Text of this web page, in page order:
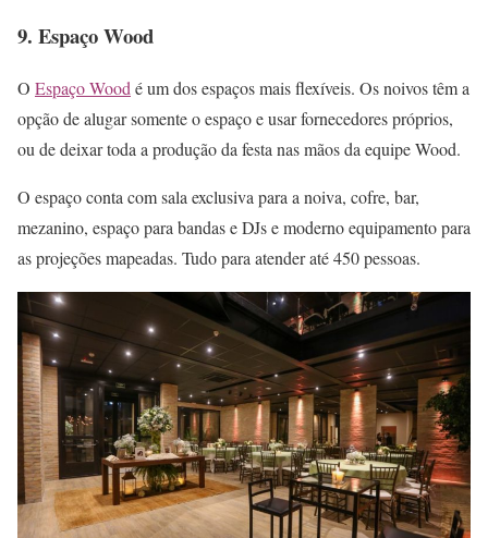
9. Espaço Wood
O Espaço Woodé um dos espaços mais flexíveis. Os noivos têm a
opção de alugar somente o espaço e usar fornecedores próprios,
ou de deixar toda a produção da festa nas mãos da equipe Wood.
O espaço conta com sala exclusiva para a noiva, cofre, bar,
mezanino, espaço para bandas e DJs e moderno equipamento para
as projeções mapeadas. Tudo para atender até 450 pessoas.